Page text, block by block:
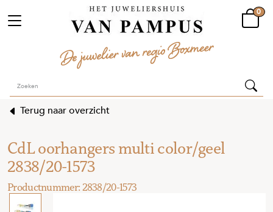
0
Terug naar overzicht
CdL oorhangers multi color/geel
2838/20-1573